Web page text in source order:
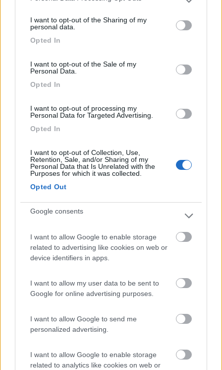
Please note that this website/app uses one or more Google
not limited to your visit or usage behaviour. You may click to
grant or deny consent to Google and its third-party tags to
use your data for below specified purposes in below Google
I want to opt-out of the Sharing of my
personal data.
Opted In
I want to opt-out of the Sale of my
Personal Data.
Opted In
I want to opt-out of processing my
Personal Data for Targeted Advertising.
Opted In
I want to opt-out of Collection, Use,
Retention, Sale, and/or Sharing of my
Personal Data that Is Unrelated with the
Purposes for which it was collected.
Opted Out
Google consents
I want to allow Google to enable storage
related to advertising like cookies on web or
device identifiers in apps.
I want to allow my user data to be sent to
Google for online advertising purposes.
I want to allow Google to send me
personalized advertising.
I want to allow Google to enable storage
related to analytics like cookies on web or
Punto ristoro
Parcheggio custodito sul porto, sterrato e
piedi ed economico (furgone VW T4 8 €/notte).
Utilizzo promiscuo auto e camper.
Prezzo
paul et dona
Parcheggio tranquillo, soleggiato. Ideale per sosta
notturna senza pretese di servizi. Centro di Vieste
a pochi passi. Gestione cordiale e disponibile. A
Vieste siamo anche riusciti a ricaricare bombola
tappa, economica e con visita in serata a Vieste.
Servizi
26/07/2018 0:00